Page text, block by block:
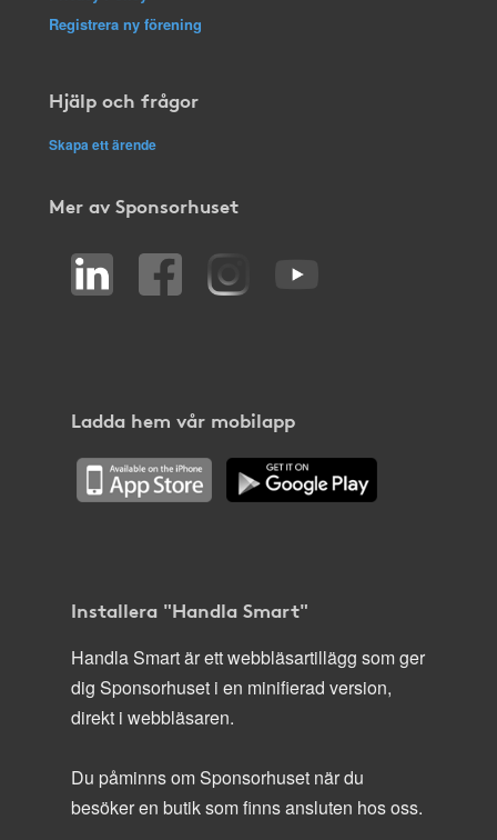
Registrera ny förening
Hjälp och frågor
Skapa ett ärende
Mer av Sponsorhuset
Ladda hem vår mobilapp
Installera "Handla Smart"
Handla Smart är ett webbläsartillägg som ger
dig Sponsorhuset i en minifierad version,
direkt i webbläsaren.
Du påminns om Sponsorhuset när du
besöker en butik som finns ansluten hos oss.